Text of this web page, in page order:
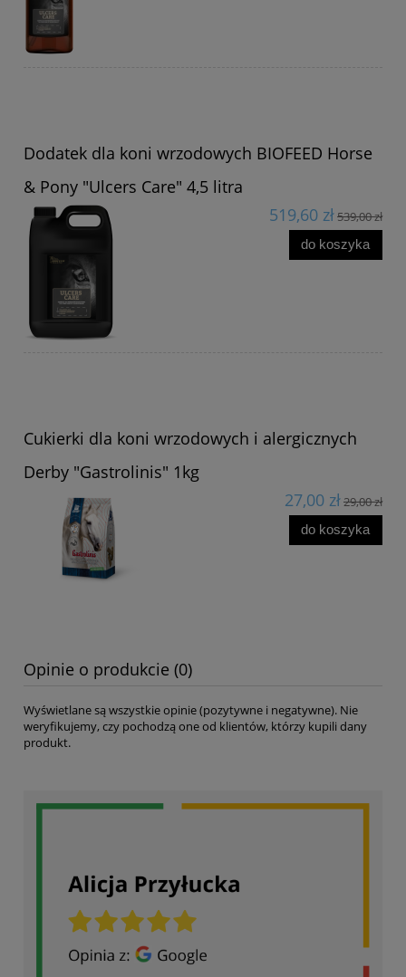
Dodatek dla koni wrzodowych BIOFEED Horse
& Pony "Ulcers Care" 4,5 litra
519,60 zł539,00 zł
do koszyka
Cukierki dla koni wrzodowych i alergicznych
Derby "Gastrolinis" 1kg
27,00 zł29,00 zł
do koszyka
Opinie o produkcie (0)
Wyświetlane są wszystkie opinie (pozytywne i negatywne). Nie
weryfikujemy, czy pochodzą one od klientów, którzy kupili dany
produkt.